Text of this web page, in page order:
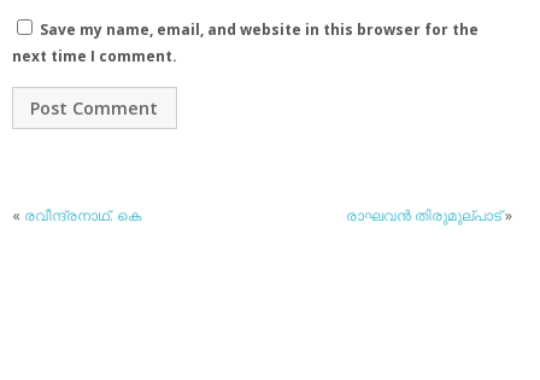
Save my name, email, and website in this browser for the
next time I comment.
« രവീന്ദ്രനാഥ്. കെ രാഘവന്‍ തിരുമുല്പാട്»